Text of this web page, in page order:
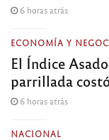
6 horas atrás
ECONOMÍA Y
El Índice
parrillada
6 horas atrás
NACIONAL